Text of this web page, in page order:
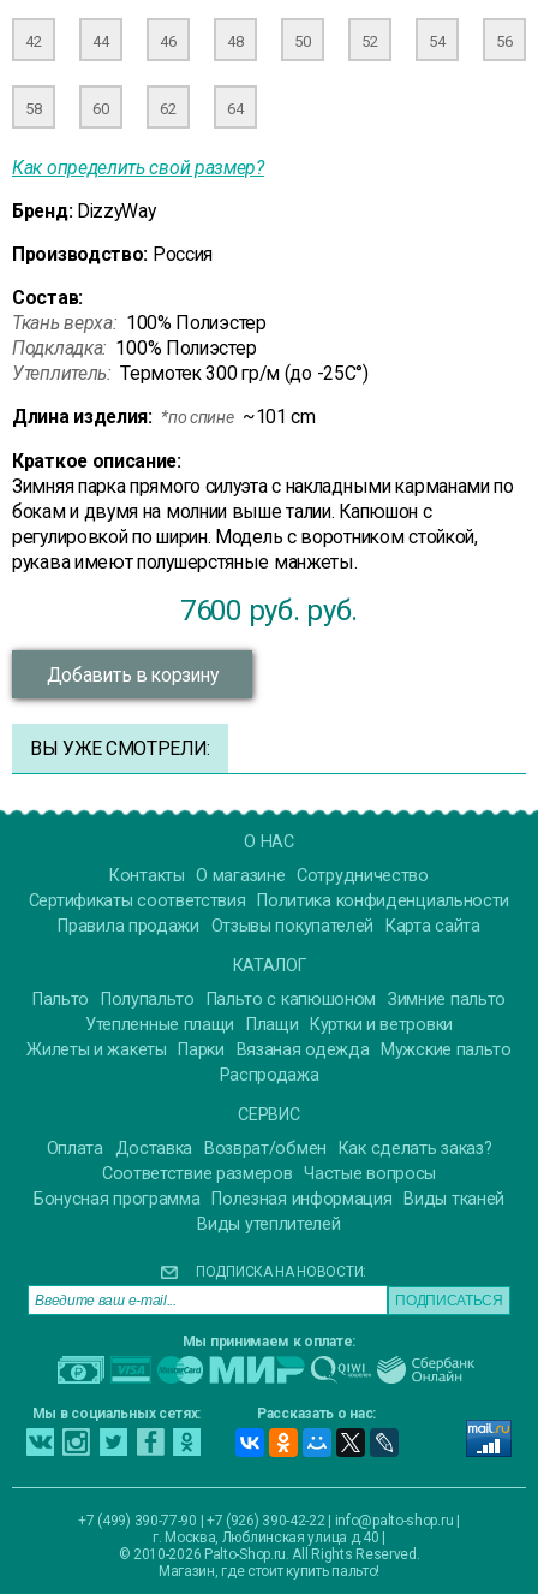
42 44 46 48 50 52 54 56
58 60 62 64
Как определить свой размер?
Бренд: DizzyWay
Производство: Россия
Состав:
Ткань верха: 100% Полиэстер
Подкладка: 100% Полиэстер
Утеплитель: Термотек 300 гр/м (до -25С°)
Длина изделия: *по спине ~101 cm
Краткое описание:
Зимняя парка прямого силуэта с накладными карманами по
бокам и двумя на молнии выше талии. Капюшон с
регулировкой по ширин. Модель с воротником стойкой,
рукава имеют полушерстяные манжеты.
7600 руб. руб.
Добавить в корзину
ВЫ УЖЕ СМОТРЕЛИ:
О НАС
Контакты
О магазине Сотрудничество
Сертификаты соответствия
Политика конфиденциальности
Правила продажи
Отзывы покупателей
Карта сайта
КАТАЛОГ
Пальто
Полупальто Пальто с капюшоном
Зимние пальто
Утепленные плащи
Плащи
Куртки и ветровки
Жилеты и жакеты
Парки Вязаная одежда
Мужские пальто
Распродажа
СЕРВИС
Оплата Доставка Возврат/обмен
Как сделать заказ?
Соответствие размеров
Частые вопросы
Бонусная программа
Полезная информация
Виды тканей
Виды утеплителей
ПОДПИСКА НА НОВОСТИ:
Мы принимаем к оплате:
Мы в социальных сетях: Рассказать о нас:
+7 (499) 390-77-90 | +7 (926) 390-42-22 | info@palto-shop.ru
г. Москва, Люблинская улица д.40
© 2010-2026 Palto-Shop.ru. All Rights Reserved.
Магазин, где стоит купить пальто!